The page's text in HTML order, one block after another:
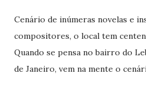
Cenário de inúmeras novelas e
compositores, o local tem
Quando se pensa no bairro do
de Janeiro, vem na mente o